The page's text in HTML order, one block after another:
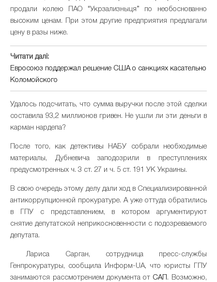
продали
колею ПАО "Укрзализныця” по необоснованно
высоким ценам. При этом другие предприятия предлагали
цену в разы ниже.
Читати далі:
Евросоюз поддержал решение США о санкциях касательно
Коломойского
Удалось подсчитать, что сумма выручки после этой сделки
составила 93,2 миллионов гривен. Не ушли ли эти деньги в
карман нардепа?
После того, как детективы НАБУ собрали
необходимые
материалы, Дубневича заподозрили в
преступлениях
предусмотренных ч.3 ст.27 и ч. 5 ст. 191 УК Украины.
В свою очередь этому делу дали ход в Специализированной
антикоррупционной прокуратуре.А уже оттуда обратились
в ГПУ с
представлением, в котором
аргументируют
снятиедепутатской неприкосновенности с подозреваемого
депутата.
Лариса
Сарган, сотрудница пресс-службы
Генпрокуратуры,
сообщила Информ-UA, что юристы
ГПУ
занимаются рассмотрением документа от САП . Возможно,